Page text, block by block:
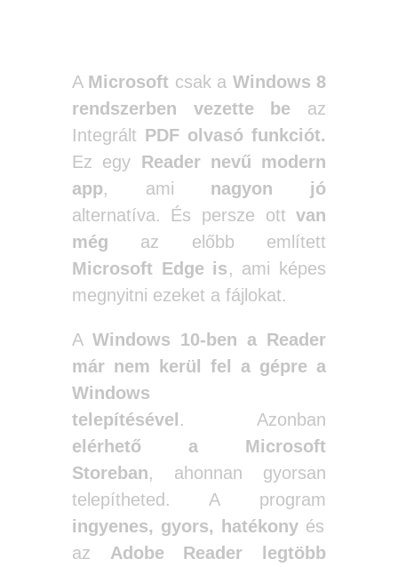
A Microsoft csak a Windows 8
rendszerben vezette be az
Integrált PDF olvasó funkciót.
Ez egy Reader nevű modern
app, ami nagyon jó
alternatíva. És persze ottvan
még az előbb említett
Microsoft Edge is, ami képes
megnyitni ezeket a fájlokat.
A Windows 10-ben a Reader
már nem kerül fel a gépre a
Windows
telepítésével . Azonban
elérhető a Microsoft
Storeban, ahonnan gyorsan
telepítheted. A program
ingyenes, gyors, hatékony és
az Adobe Reader legtöbb